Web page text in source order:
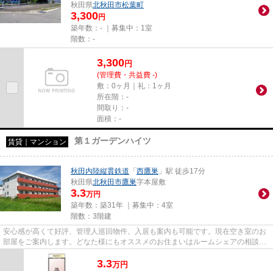
秋田県北秋田市松葉町
3,300円
築年数：- ｜募集中： 1室
階数：-
3,300円
(管理費・共益費 -)
敷：0ヶ月｜礼：1ヶ月
所在階：-
間取り：-
面積：-
賃貸｜マンション 第１ガーデンハイツ
秋田内陸縦貫鉄道 「 西鷹巣 」駅 徒歩17分
秋田県北秋田市鷹巣字本屋敷
3.3万円
築年数：築31年 ｜募集中： 4室
階数：3階建
安心感が高くて好評、管理人巡回物件。入居も案内も可能です。現在空き室のお
部屋をご案内します。どなた様にもオススメのお住まいはルームシェアの相談が
可能です。引越し時は何かと...
3.3万円